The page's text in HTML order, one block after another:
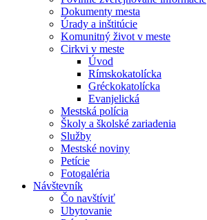
Dokumenty mesta
Úrady a inštitúcie
Komunitný život v meste
Cirkvi v meste
Úvod
Rímskokatolícka
Gréckokatolícka
Evanjelická
Mestská polícia
Školy a školské zariadenia
Služby
Mestské noviny
Petície
Fotogaléria
Návštevník
Čo navštíviť
Ubytovanie